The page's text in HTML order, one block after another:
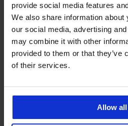
provide social media features
We also share information
our social media, advertising
may combine it with other
provided to them or that they’ve
of their services.
Allow all
491 204 304
info@astratex.cz
Newsletter
CHCI